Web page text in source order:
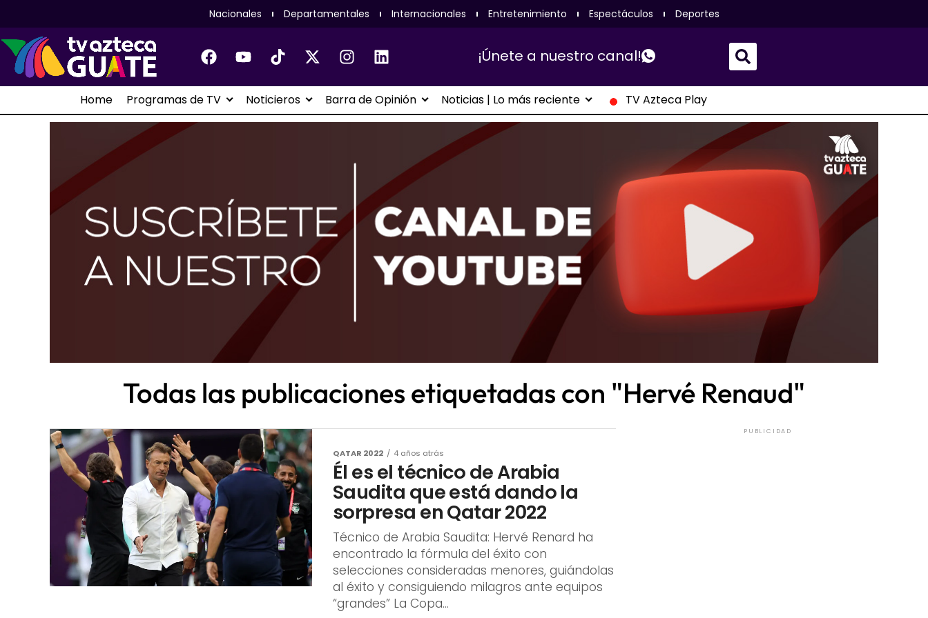
Nacionales Departamentales Internacionales Entretenimiento Espectáculos Deportes
¡Únete a nuestro canal!
Home Programas de TV Noticieros Barra de Opinión Noticias | Lo más reciente TV Azteca Play
Todas las publicaciones etiquetadas con "Hervé Renaud"
QATAR 2022 4 años atrás
Él es el técnico de Arabia
Saudita que está dando la
sorpresa en Qatar 2022
Técnico de Arabia Saudita: Hervé Renard ha
encontrado la fórmula del éxito con
selecciones consideradas menores, guiándolas
al éxito y consiguiendo milagros ante equipos
“grandes” La Copa...
PUBLICIDAD